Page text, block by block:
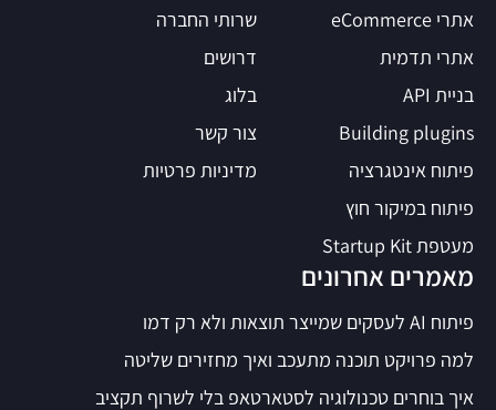
שרותי החברה
דרושים
בלוג
צור קשר
מדיניות פרטיות
מאמרים אחרונים
פיתוח AI לעסקים שמייצר תוצאות ולא רק דמו
למה פרויקט תוכנה מתעכב ואיך מחזירים שליטה
איך בוחרים טכנולוגיה לסטארטאפ בלי לשרוף תקציב
אתרי eCommerce
אתרי תדמית
בניית API
Building plugins
פיתוח אינטגרציה
פיתוח במיקור חוץ
מעטפת Startup Kit